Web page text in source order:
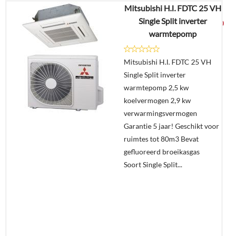
€6.385,17
€3.349,00
aanvragen?
winkelmand
Mitsubishi H.I. FDTC 25 VH
Single Split inverter
warmtepomp
Mitsubishi H.I. FDTC 25 VH
Single Split inverter
warmtepomp 2,5 kw
koelvermogen 2,9 kw
verwarmingsvermogen
Garantie 5 jaar! Geschikt voor
ruimtes tot 80m3 Bevat
gefluoreerd broeikasgas
Soort Single Split...